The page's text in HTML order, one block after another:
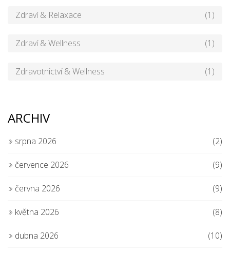
Zdraví & Relaxace (1)
Zdraví & Wellness (1)
Zdravotnictví & Wellness (1)
ARCHIV
srpna 2026 (2)
července 2026 (9)
června 2026 (9)
května 2026 (8)
dubna 2026 (10)